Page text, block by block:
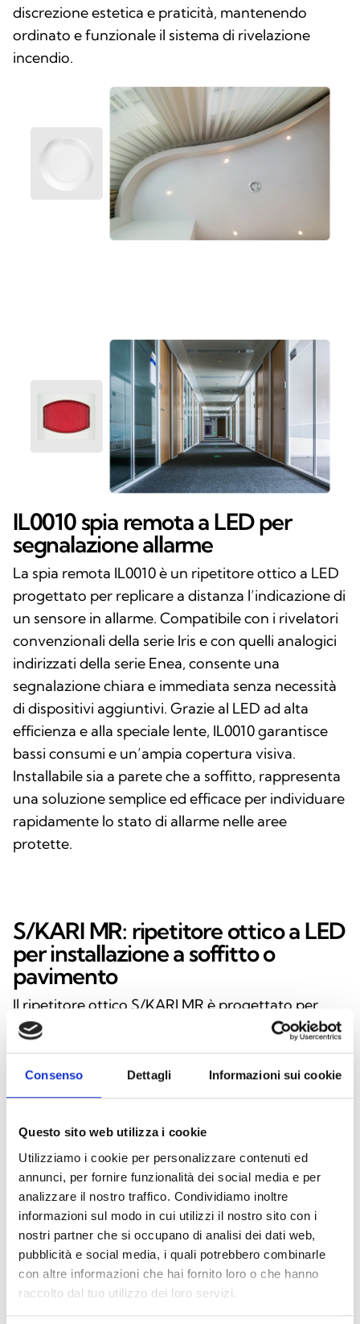
Consenso Dettagli Informazioni sui cookie
Questo sito web utilizza i cookie
Utilizziamo i cookie per personalizzare contenuti ed
annunci, per fornire funzionalità dei social media e per
analizzare il nostro traffico. Condividiamo inoltre
informazioni sul modo in cui utilizzi il nostro sito con i
nostri partner che si occupano di analisi dei dati web,
pubblicità e social media, i quali potrebbero combinarle
con altre informazioni che hai fornito loro o che hanno
raccolto dal tuo utilizzo dei loro servizi.
discrezione estetica e praticità, mantenendo
ordinato e funzionale il sistema di rivelazione
incendio.
IL0010 spia remota a LED per
segnalazione allarme
La spia remota IL0010 è un ripetitore ottico a LED
progettato per replicare a distanza l’indicazione di
un sensore in allarme. Compatibile con i rivelatori
convenzionali della serie Iris e con quelli analogici
indirizzati della serie Enea, consente una
segnalazione chiara e immediata senza necessità
di dispositivi aggiuntivi. Grazie al LED ad alta
efficienza e alla speciale lente, IL0010 garantisce
bassi consumi e un’ampia copertura visiva.
Installabile sia a parete che a soffitto, rappresenta
una soluzione semplice ed efficace per individuare
rapidamente lo stato di allarme nelle aree
protette.
S/KARI MR: ripetitore ottico a LED
per installazione a soffitto o
pavimento
Il ripetitore ottico S/KARI MR è progettato per
garantire un’elevata visibilità nei sistemi di
segnalazione antincendio, grazie alla sua
illuminazione LED ad alta luminosità. Versatile e
affidabile, può essere installato a soffitto o a
ambiente. Realizzato in policarbonato bianco
trasparente, il dispositivo unisce robustezza ed
eleganza, mentre la lente diffusore assicura una
distribuzione uniforme della luce. La scritta “FIRE”
in rosso ne aumenta la riconoscibilità in situazioni
di emergenza. Funziona con alimentazione a 3Vdc
o 24Vdc e garantisce protezione da polvere e
corpi solidi con un grado di protezione IP42.